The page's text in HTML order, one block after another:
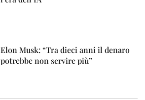
Elon Musk: “Tra dieci anni il denaro
potrebbe non servire più”